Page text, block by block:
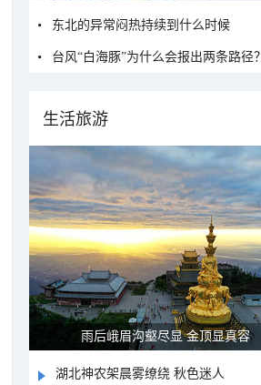
东北的异常闷热持续到什么时候
台风“白海豚”为什么会报出两条路径？
生活旅游
雨后峨眉沟壑尽显 金顶显真容
湖北神农架晨雾缭绕 秋色迷人